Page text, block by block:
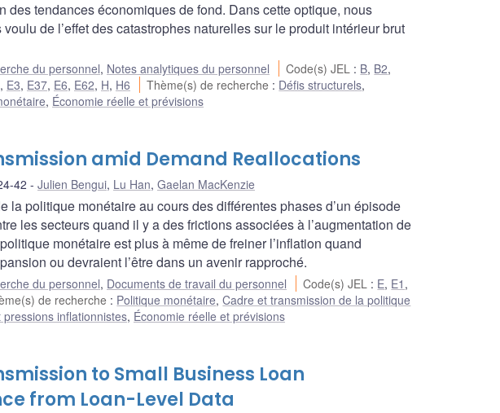
des tendances économiques de fond. Dans cette optique, nous
de l’effet des catastrophes naturelles sur le produit intérieur brut
du personnel, Notes analytiques du personnel Code(s) JEL : B, B2,
, E3, E37, E6, E62, H, H6 Thème(s) de recherche : Défis structurels,
, Économie réelle et prévisions
amid Demand Reallocations
42 Julien Bengui, Lu Han, Gaelan MacKenzie
la politique monétaire au cours des différentes phases d’un épisode
les secteurs quand il y a des frictions associées à l’augmentation de
monétaire est plus à même de freiner l’inflation quand
ou devraient l’être dans un avenir rapproché.
du personnel, Documents de travail du personnel Code(s) JEL : E, E1 ,
de recherche : Politique monétaire,Cadre et transmission de la politique
pressions inflationnistes, Économie réelle et prévisions
to Small Business Loan
from Loan-Level Data